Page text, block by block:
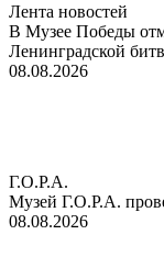
Лента новостей
В Музее Победы
Ленинградской
08.08.2026
Г.О.Р.А.
Музей Г.О.Р.А.
08.08.2026